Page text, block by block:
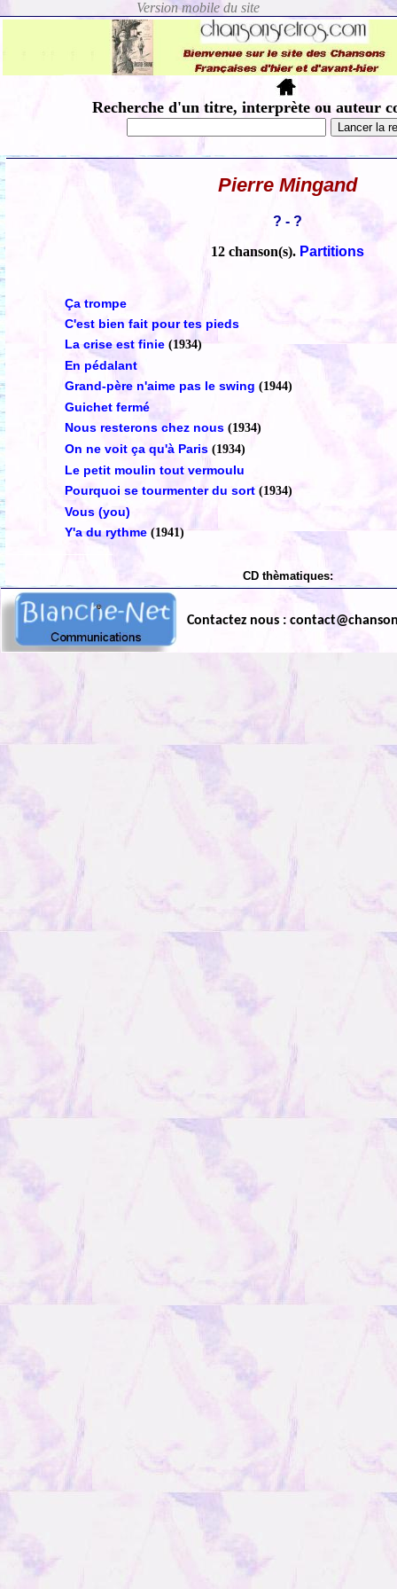
Recherche d'un titre, interprète ou auteur
Pierre Mingand
? - ?
12 chanson(s). Partitions
Ça trompe
C'est bien fait pour tes pieds
La crise est finie (1934)
En pédalant
Grand-père n'aime pas le swing (1944)
Guichet fermé
Nous resterons chez nous (1934)
On ne voit ça qu'à Paris (1934)
Le petit moulin tout vermoulu
Pourquoi se tourmenter du sort (1934)
Vous (you)
Y'a du rythme (1941)
CD thèmatiques:
Contactez nous :